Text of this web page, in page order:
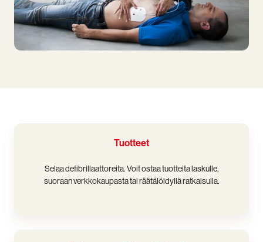
Tuotteet
Selaa defibrillaattoreita. Voit ostaa tuotteita laskulle,
suoraan verkkokaupasta tai räätälöidyllä ratkaisulla.